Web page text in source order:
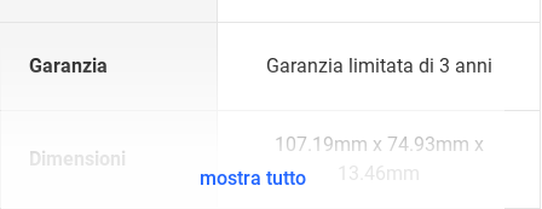
Garanzia Garanzia limitata di 3 anni
Dimensioni
107.19mm x 74.93mm x
13.46mm
mostra tutto